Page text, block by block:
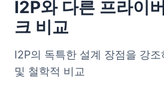
I2P와 다른 프라이
크 비교
I2P의 독특한 설계 장점을 강
및 철학적 비교